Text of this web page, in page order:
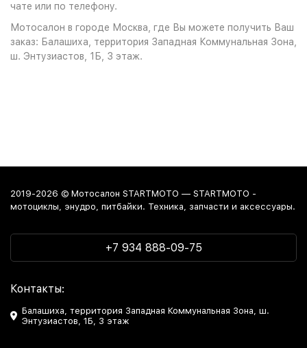
чате или по телефону.
Мотосалон в городе Москва, где Вы можете получить Ваш
заказ: Балашиха, территория Западная Коммунальная Зона,
ш. Энтузиастов, 1Б, 3 этаж.
2019-2026 © Мотосалон STARTMOTO — STARTMOTO -
мотоциклы, энудро, питбайки. Техника, запчасти и аксессуары.
+7 934 888-09-75
Контакты:
Балашиха, территория Западная Коммунальная Зона, ш.
Энтузиастов, 1Б, 3 этаж